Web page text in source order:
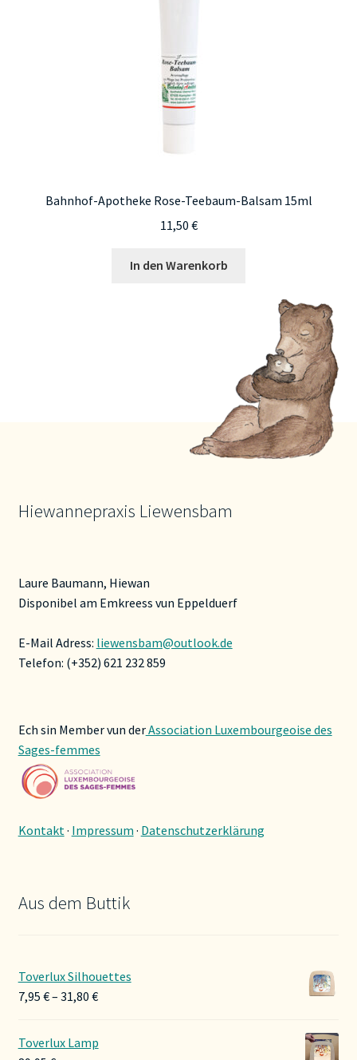
Bahnhof-Apotheke Rose-Teebaum-Balsam 15ml
11,50 €
In den Warenkorb
Hiewannepraxis Liewensbam
Laure Baumann, Hiewan
Disponibel am Emkreess vun Eppelduerf
E-Mail Adress: liewensbam@outlook.de
Telefon: (+352) 621 232 859
Ech sin Member vun derAssociation Luxembourgeoise des
Sages-femmes
Kontakt· Impressum · Datenschutzerklärung
Aus dem Buttik
Toverlux Silhouettes
7,95 €– 31,80 €Preisspanne:
Toverlux Lamp